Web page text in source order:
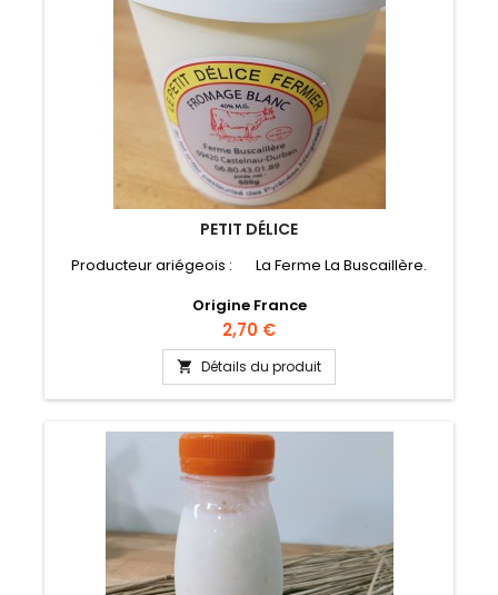
PETIT DÉLICE
Producteur ariégeois : La Ferme La Buscaillère.
Origine France
Prix
2,70 €
 Détails du produit